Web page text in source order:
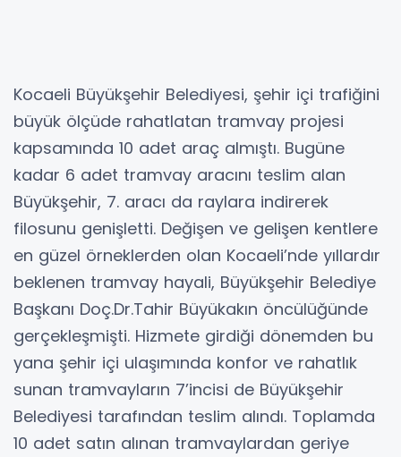
Kocaeli Büyükşehir Belediyesi, şehir içi trafiğini
büyük ölçüde rahatlatan tramvay projesi
kapsamında 10 adet araç almıştı. Bugüne
kadar 6 adet tramvay aracını teslim alan
Büyükşehir, 7. aracı da raylara indirerek
filosunu genişletti. Değişen ve gelişen kentlere
en güzel örneklerden olan Kocaeli’nde yıllardır
beklenen tramvay hayali, Büyükşehir Belediye
Başkanı Doç.Dr.Tahir Büyükakın öncülüğünde
gerçekleşmişti. Hizmete girdiği dönemden bu
yana şehir içi ulaşımında konfor ve rahatlık
sunan tramvayların 7’incisi de Büyükşehir
Belediyesi tarafından teslim alındı. Toplamda
10 adet satın alınan tramvaylardan geriye